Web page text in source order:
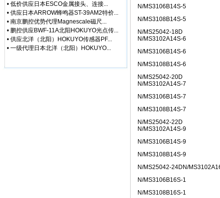
• [网站公告]
• [网站公告]
• [网站公告]
• [网站公告]
• [网站公告]
• [网站公告]
• [网站公告]
• [网站公告]
• [网站公告]
• [网站公告]
• [网站公告]
• [网站公告]
• [网站公告]
• 低价供应日本ESCO金属接头、连接...
• 供应日本ARROW蜂鸣器ST-39AM2特价...
• 南京鹏控优势代理Magnescale磁尺...
• 鹏控供应BWF-11A北阳HOKUYO光点传...
• 供应北洋（北阳）HOKUYO传感器PF...
• 一级代理日本北洋（北阳）HOKUYO...
N/MS3106B14S-5
N/MS3108B14S-5
N/MS25042-18D
N/MS3102A14S-6
N/MS3106B14S-6
N/MS3108B14S-6
N/MS25042-20D
N/MS3102A14S-7
N/MS3106B14S-7
N/MS3108B14S-7
N/MS25042-22D
N/MS3102A14S-9
N/MS3106B14S-9
N/MS3108B14S-9
N/MS25042-24DN/
N/MS3106B16S-1
N/MS3108B16S-1